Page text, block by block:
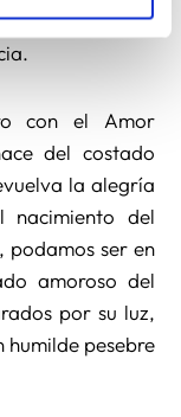
nuestro hogar
con el Amor
del costado
la alegría
nacimiento del
podamos ser en
amoroso del
por su luz,
humilde pesebre